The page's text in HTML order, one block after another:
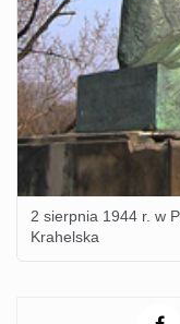
2 sierpnia 1944 r. w
Krahelska